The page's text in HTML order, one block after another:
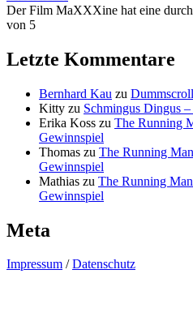
Der Film MaXXXine hat eine
von 5
Letzte Kommentare
Bernhard Kau zu
Kitty zu Schmingus Dingus
Erika Koss zu The Running
Gewinnspiel
Thomas zu The Running
Gewinnspiel
Mathias zu The Running
Gewinnspiel
Meta
Impressum /Datenschutz